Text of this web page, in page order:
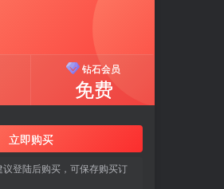
钻石会员
免费
立即购买
登陆后购买，可保存购买订